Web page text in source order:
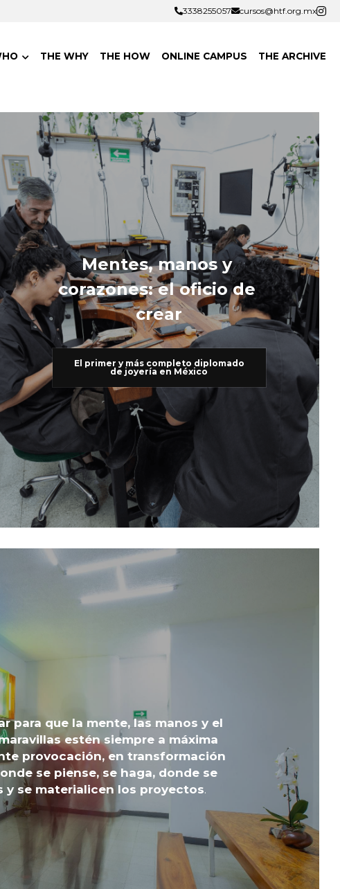
3338255057 cursos@htf.org.mx
3338255057 cursos@htf.org.mx
THE WHY THE HOW ONLINE CAMPUS THE ARCHIVE
Mentes, manos y
corazones: el oficio de
crear
El primer y más completo diplomado
de joyería en México
para que la mente, las manos y el
estén siempre a máxima
provocación, en transformación
se piense, se haga, donde se
y se materialicen los proyectos.